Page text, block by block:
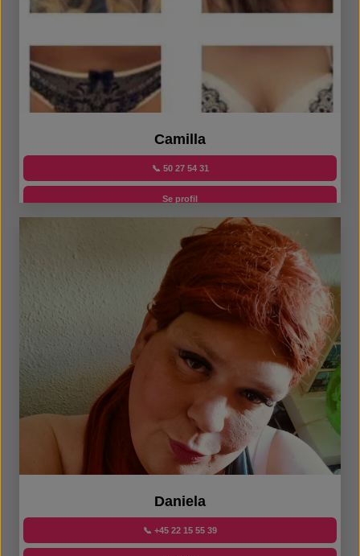
Camilla
📞 50 27 54 31
Se profil
Daniela
📞 +45 22 15 55 39